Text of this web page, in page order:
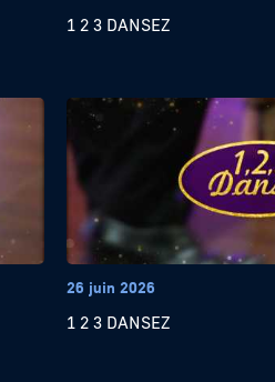
1 2 3 DANSEZ
26 juin 2026
1 2 3 DANSEZ